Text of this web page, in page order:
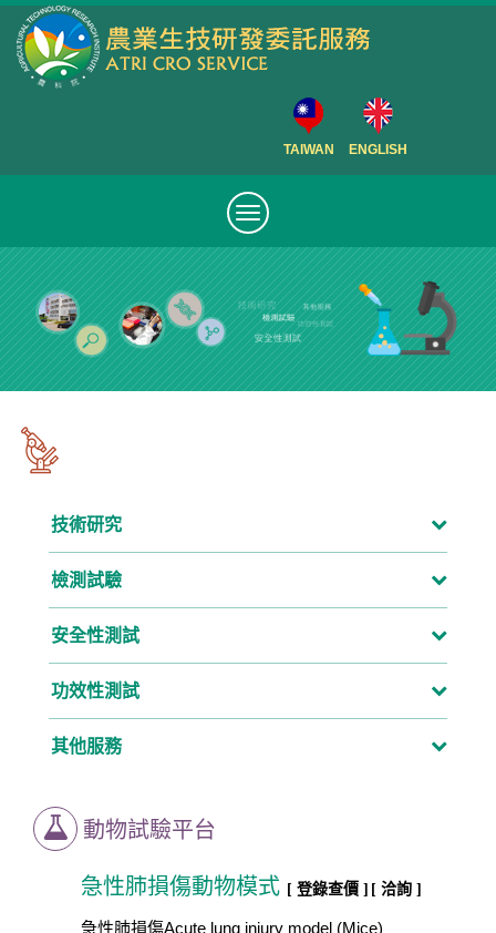
TAIWAN ENGLISH
技術研究
檢測試驗
安全性測試
功效性測試
其他服務
動物試驗平台
急性肺損傷動物模式 [ 登錄查價 ] [ 洽詢 ]
急性肺損傷Acute lung injury model (Mice)